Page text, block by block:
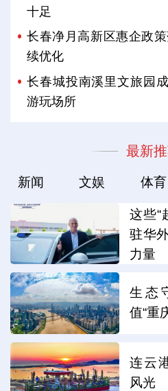
十足
长春净月高新区惠企政
续优化
长春城投南溪里文旅园
游玩场所
最新
新闻 文娱 体育
这些“
驻华
力量
生态
值“重
连云
风光